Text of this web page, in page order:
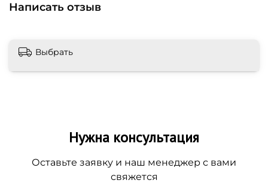
Написать отзыв
Выбрать
Нужна консультация
Оставьте заявку и наш менеджер с вами
свяжется